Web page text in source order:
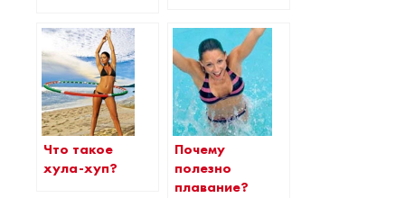
Что такое
хула-хуп?
Почему
полезно
плавание?